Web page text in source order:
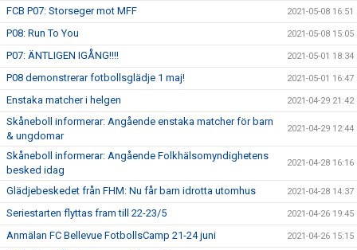
FCB P07: Storseger mot MFF 2021-05-08 16:51
P08: Run To You 2021-05-08 15:05
P07: ÄNTLIGEN IGÅNG!!!! 2021-05-01 18:34
P08 demonstrerar fotbollsglädje 1 maj! 2021-05-01 16:47
Enstaka matcher i helgen 2021-04-29 21:42
Skåneboll informerar: Angående enstaka matcher för barn
& ungdomar
2021-04-29 12:44
Skåneboll informerar: Angående Folkhälsomyndighetens
besked idag
2021-04-28 16:16
Glädjebeskedet från FHM: Nu får barn idrotta utomhus 2021-04-28 14:37
Seriestarten flyttas fram till 22-23/5 2021-04-26 19:45
Anmälan FC Bellevue FotbollsCamp 21-24 juni 2021-04-26 15:15